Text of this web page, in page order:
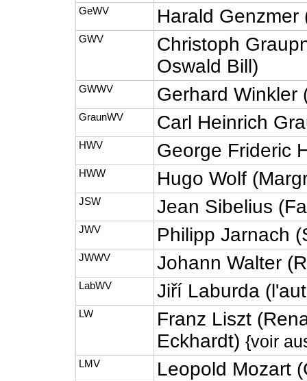
GeWV Harald Genzmer
GWV
Christoph
Oswald Bill)
GWWV Gerhard Winkler
GraunWV Carl Heinrich
HWV George Frideric
HWW Hugo Wolf
JSW Jean Sibelius
JWV Philipp Jarnach
JWWV Johann Walter
LabWV Jiří Laburda
LW
Franz Liszt
Eckhardt){voir
LMV Leopold Mozart